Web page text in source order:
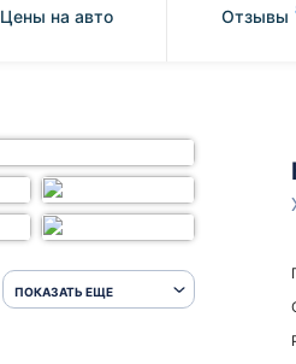
Цены на авто Отзывы
ПОКАЗАТЬ ЕЩЕ